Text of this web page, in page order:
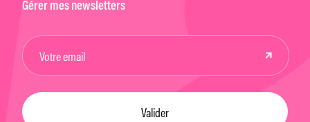
Gérer mes newsletters